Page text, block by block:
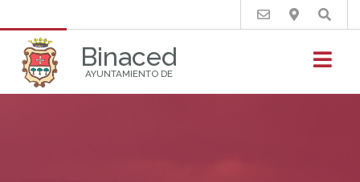
Binaced
AYUNTAMIENTO DE
Buscar